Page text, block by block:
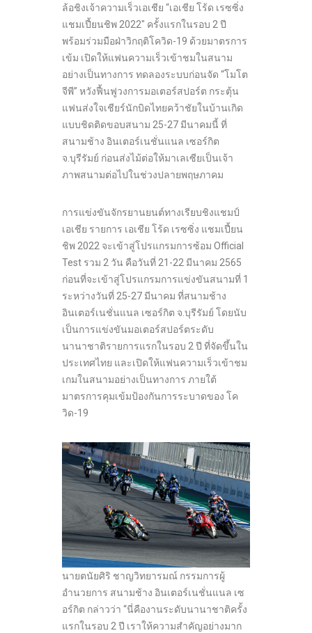
ล้อชิงเจ้าความเร็วเอเชีย “เอเชีย โร้ด เรซซิ่ง
แชมเปี้ยนชิพ 2022″ ครั้งแรกในรอบ 2 ปี
พร้อมร่วมมือฝ่าวิกฤติโควิด-19 ด้วยมาตรการ
เข้ม เปิดให้แฟนความเร็วเข้าชมในสนาม
อย่างเป็นทางการ ทดลองระบบก่อนจัด “โมโต
จีพี” หวังฟื้นฟูวงการมอเตอร์สปอร์ต กระตุ้น
แฟนส่งใจเชียร์นักบิดไทยคว้าชัยในบ้านเกิด
แบบชิดติดขอบสนาม 25-27 มีนาคมนี้ ที่
สนามช้าง อินเตอร์เนชั่นแนล เซอร์กิต
จ.บุรีรัมย์ ก่อนส่งไม้ต่อให้มาเลเซียเป็นเจ้า
ภาพสนามต่อไปในช่วงปลายพฤษภาคม
การแข่งขันจักรยานยนต์ทางเรียบชิงแชมป์
เอเชีย รายการ เอเชีย โร้ด เรซซิ่ง แชมเปี้ยน
ชิพ 2022 จะเข้าสู่โปรแกรมการซ้อม Official
Test รวม 2 วัน คือวันที่ 21-22 มีนาคม 2565
ก่อนที่จะเข้าสู่โปรแกรมการแข่งขันสนามที่ 1
ระหว่างวันที่ 25-27 มีนาคม ที่สนามช้าง
อินเตอร์เนชั่นแนล เซอร์กิต จ.บุรีรัมย์ โดยนับ
เป็นการแข่งขันมอเตอร์สปอร์ตระดับ
นานาชาติรายการแรกในรอบ 2 ปี ที่จัดขึ้นใน
ประเทศไทย และเปิดให้แฟนความเร็วเข้าชม
เกมในสนามอย่างเป็นทางการ ภายใต้
มาตรการคุมเข้มป้องกันการระบาดของ โค
วิด-19
นายตนัยศิริ ชาญวิทยารมณ์ กรรมการผู้
อำนวยการ สนามช้าง อินเตอร์เนชั่นแนล เซ
อร์กิต กล่าวว่า “นี่คืองานระดับนานาชาติครั้ง
แรกในรอบ 2 ปี เราให้ความสำคัญอย่างมาก